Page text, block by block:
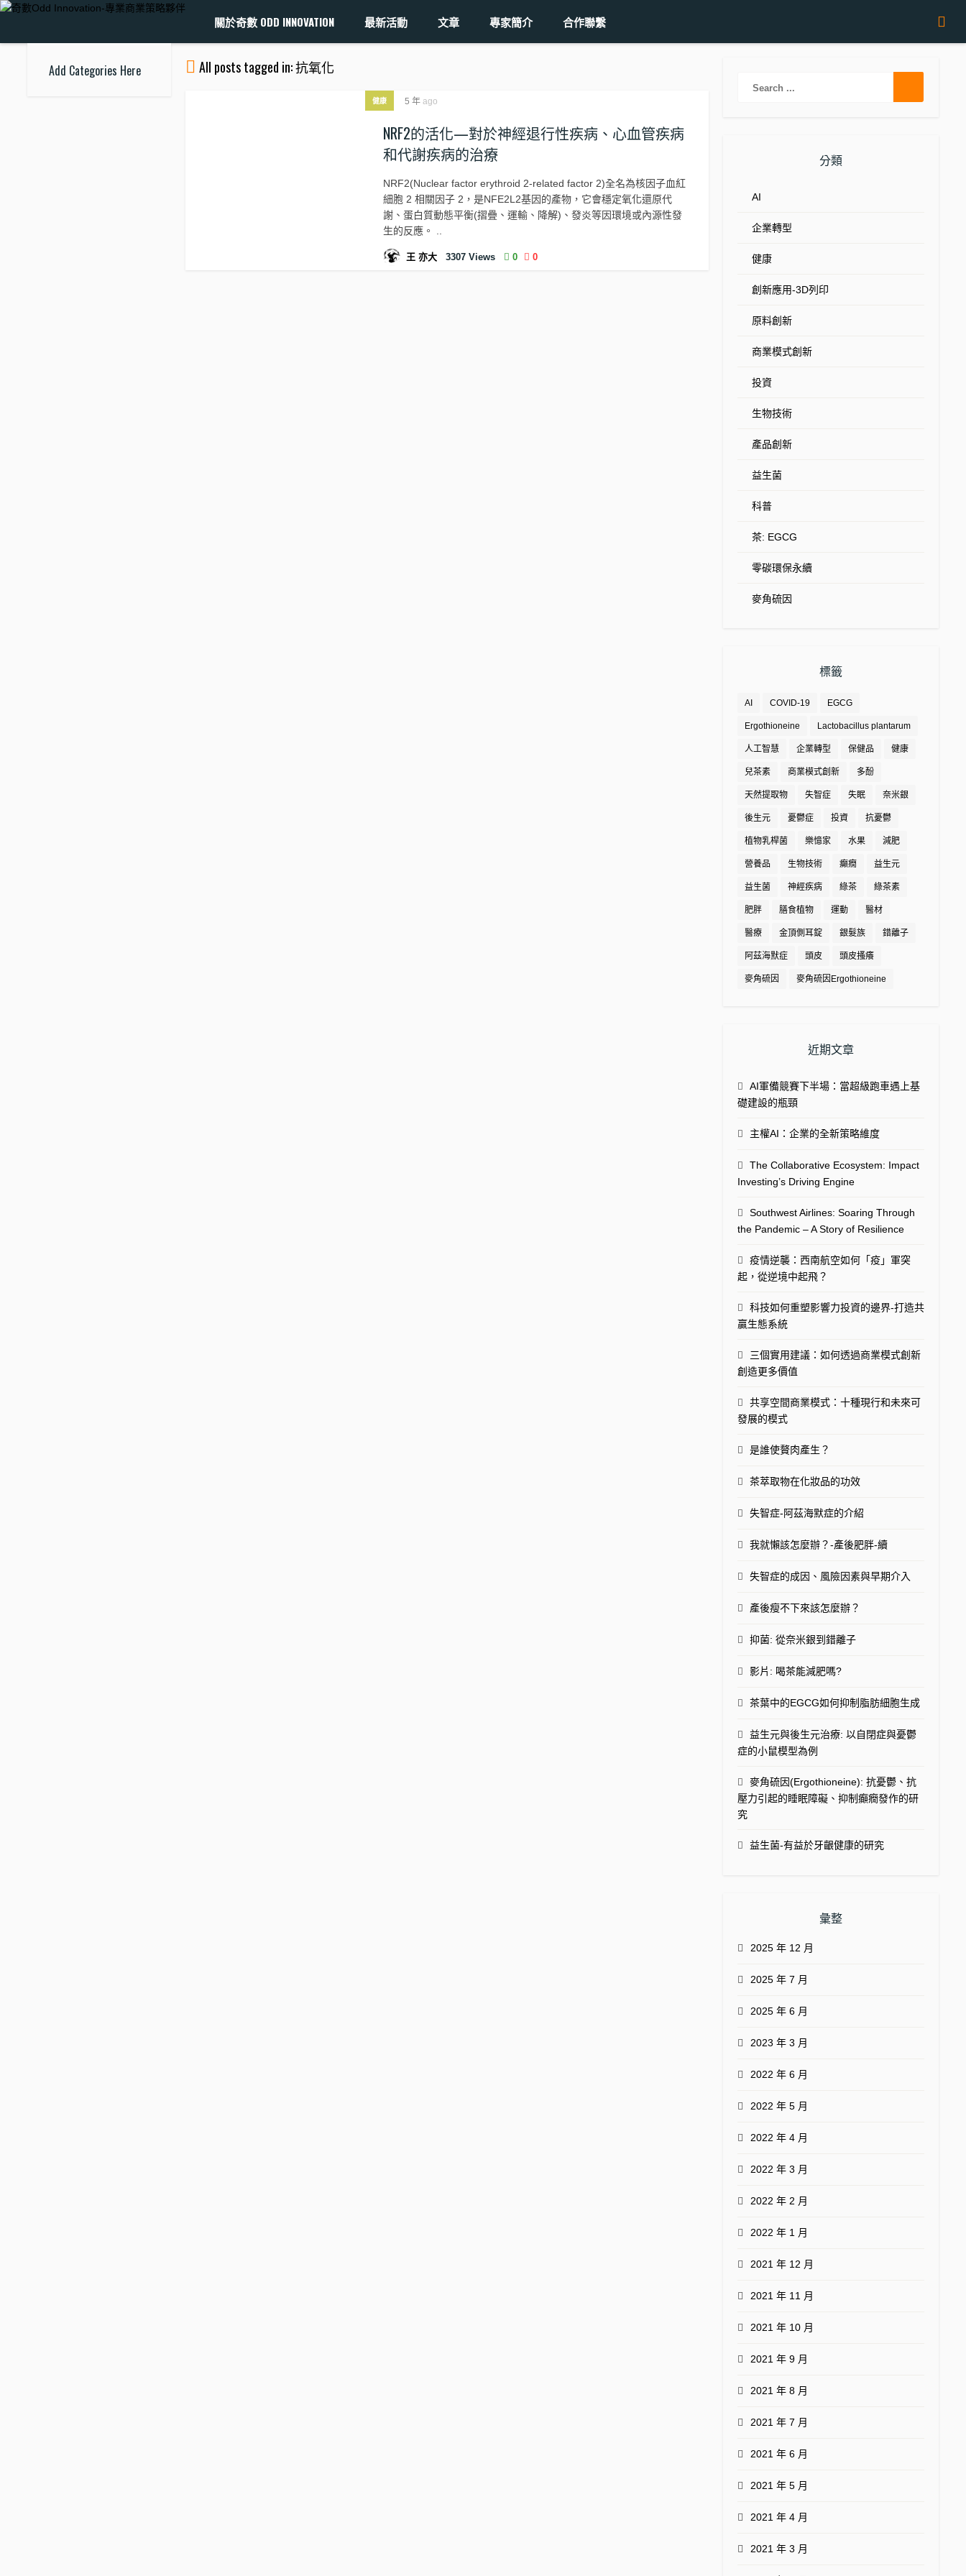
關於奇數 ODD INNOVATION 最新活動 文章 專家簡介 合作聯繫
Add Categories Here All posts tagged in: 抗氧化
健康 5 年 ago
NRF2的活化—對於神經退行性疾病、心血管疾病
和代謝疾病的治療
NRF2(Nuclear factor erythroid 2-related factor 2)全名為核因子血紅
細胞 2 相關因子 2，是NFE2L2基因的產物，它會穩定氧化還原代
謝、蛋白質動態平衡(摺疊、運輸、降解)、發炎等因環境或內源性發
生的反應。 ..
王 亦大 3307 Views 0 0
分類
AI
企業轉型
健康
創新應用-3D列印
原料創新
商業模式創新
投資
生物技術
產品創新
益生菌
科普
茶: EGCG
零碳環保永續
麥角硫因
標籤
AI COVID-19 EGCG
Ergothioneine Lactobacillus plantarum
人工智慧 企業轉型 保健品 健康
兒茶素 商業模式創新 多酚
天然提取物 失智症 失眠 奈米銀
後生元 憂鬱症 投資 抗憂鬱
植物乳桿菌 樂憶家 水果 減肥
營養品 生物技術 癲癇 益生元
益生菌 神經疾病 綠茶 綠茶素
肥胖 膳食植物 運動 醫材
醫療 金頂側耳錠 銀髮族 錯離子
阿茲海默症 頭皮 頭皮搔癢
麥角硫因 麥角硫因Ergothioneine
近期文章
AI軍備競賽下半場：當超級跑車遇上基
礎建設的瓶頸
主權AI：企業的全新策略維度
The Collaborative Ecosystem: Impact
Investing’s Driving Engine
Southwest Airlines: Soaring Through
the Pandemic – A Story of Resilience
疫情逆襲：西南航空如何「疫」軍突
起，從逆境中起飛？
科技如何重塑影響力投資的邊界-打造共
贏生態系統
三個實用建議：如何透過商業模式創新
創造更多價值
共享空間商業模式：十種現行和未來可
發展的模式
是誰使贅肉產生？
茶萃取物在化妝品的功效
失智症-阿茲海默症的介紹
我就懶該怎麼辦？-產後肥胖-續
失智症的成因、風險因素與早期介入
產後瘦不下來該怎麼辦？
抑菌: 從奈米銀到錯離子
影片: 喝茶能減肥嗎?
茶葉中的EGCG如何抑制脂肪細胞生成
益生元與後生元治療: 以自閉症與憂鬱
症的小鼠模型為例
麥角硫因(Ergothioneine): 抗憂鬱、抗
壓力引起的睡眠障礙、抑制癲癇發作的研
究
益生菌-有益於牙齦健康的研究
彙整
2025 年 12 月
2025 年 7 月
2025 年 6 月
2023 年 3 月
2022 年 6 月
2022 年 5 月
2022 年 4 月
2022 年 3 月
2022 年 2 月
2022 年 1 月
2021 年 12 月
2021 年 11 月
2021 年 10 月
2021 年 9 月
2021 年 8 月
2021 年 7 月
2021 年 6 月
2021 年 5 月
2021 年 4 月
2021 年 3 月